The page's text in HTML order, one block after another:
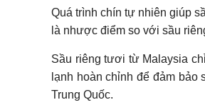
Quá trình chín tự nhiên giúp
là nhược điểm so với sầu
Sầu riêng tươi từ Malaysia
lạnh hoàn chỉnh để đảm
Trung Quốc.